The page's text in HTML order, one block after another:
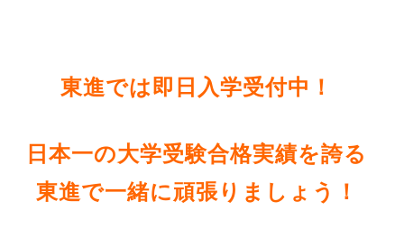
東進では即日入学受付中！
日本一の大学受験合格実績を誇る
東進で一緒に頑張りましょう！